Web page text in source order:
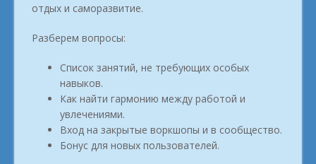
отдых и саморазвитие.
Разберем вопросы:
Список занятий, не требующих особых
навыков.
Как найти гармонию между работой и
увлечениями.
Вход на закрытые воркшопы и в сообщество.
Бонус для новых пользователей.